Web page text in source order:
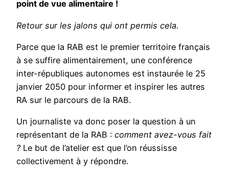
point de vue alimentaire !
Retour sur les jalons qui ont permis cela.
Parce que la RAB est le premier territoire français
à se suffire alimentairement, une conférence
inter-républiques autonomes est instaurée le 25
janvier 2050 pour informer et inspirer les autres
RA sur le parcours de la RAB.
Un journaliste va donc poser la question à un
représentant de la RAB : comment avez-vous fait
? Le but de l’atelier est que l’on réussisse
collectivement à y répondre.